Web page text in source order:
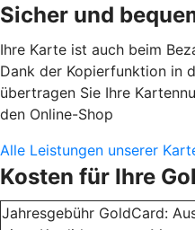
Sicher und
Ihre Karte ist auch beim
Dank der Kopierfunktion in
übertragen Sie Ihre
den Online-Shop
Alle Leistungen unserer
Kosten für Ihre
Jahresgebühr GoldCard: